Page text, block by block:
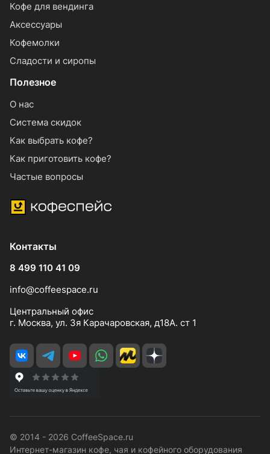
Кофе для вендинга
Аксессуары
Кофемолки
Сладости и сиропы
Полезное
О нас
Система скидок
Как выбрать кофе?
Как приготовить кофе?
Частые вопросы
Контакты
8 499 110 41 09
info@coffeespace.ru
Центральный офис
г. Москва, ул. 3я Карачаровская, д18А. ст 1
© 2014 - 2026 CoffeeSpace.ru
Интернет-магазин кофе, чая и кофейного оборудования